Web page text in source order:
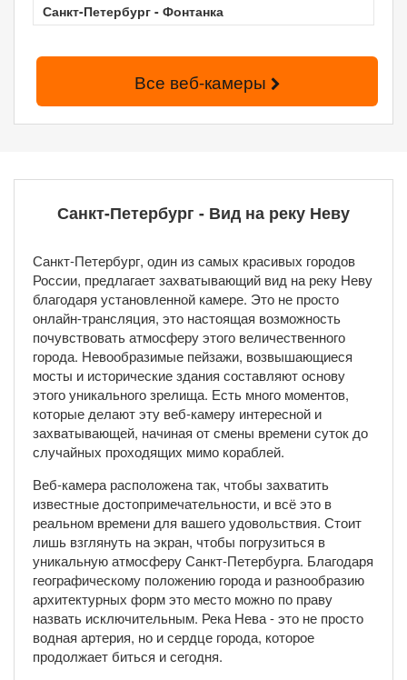
Санкт-Петербург - Фонтанка
Все веб-камеры
Санкт-Петербург - Вид на реку Неву
Санкт-Петербург, один из самых красивых городов
России, предлагает захватывающий вид на реку Неву
благодаря установленной камере. Это не просто
онлайн-трансляция, это настоящая возможность
почувствовать атмосферу этого величественного
города. Невообразимые пейзажи, возвышающиеся
мосты и исторические здания составляют основу
этого уникального зрелища. Есть много моментов,
которые делают эту веб-камеру интересной и
захватывающей, начиная от смены времени суток до
случайных проходящих мимо кораблей.
Веб-камера расположена так, чтобы захватить
известные достопримечательности, и всё это в
реальном времени для вашего удовольствия. Стоит
лишь взглянуть на экран, чтобы погрузиться в
уникальную атмосферу Санкт-Петербурга. Благодаря
географическому положению города и разнообразию
архитектурных форм это место можно по праву
назвать исключительным. Река Нева - это не просто
водная артерия, но и сердце города, которое
продолжает биться и сегодня.